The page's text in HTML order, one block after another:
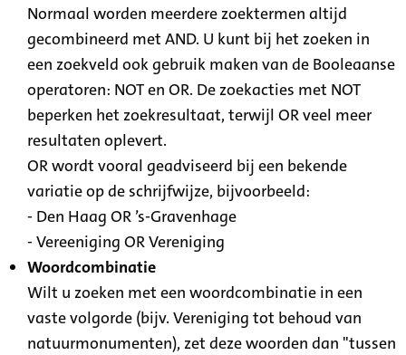
Normaal worden meerdere zoektermen altijd
gecombineerd met AND. U kunt bij het zoeken in
een zoekveld ook gebruik maken van de Booleaanse
operatoren: NOT en OR. De zoekacties met NOT
beperken het zoekresultaat, terwijl OR veel meer
resultaten oplevert.
OR wordt vooral geadviseerd bij een bekende
variatie op de schrijfwijze, bijvoorbeeld:
- Den Haag OR ’s-Gravenhage
- Vereeniging OR Vereniging
Woordcombinatie
Wilt u zoeken met een woordcombinatie in een
vaste volgorde (bijv. Vereniging tot behoud van
natuurmonumenten), zet deze woorden dan "tussen